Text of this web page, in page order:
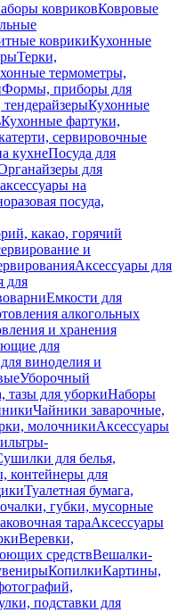
ковриковКовровые
коврикиКухонные
Терки,
термометры,
Формы, приборы для
Кухонные
Кухонные фартуки,
сервировочные
кухнеПосуда для
для
на
посуда,
какао, горячий
и
Аксессуары для
для
Емкости для
алкогольных
и хранения
для
виноделия и
Уборочный
тазы для уборкиНаборы
Чайники заварочные,
молочникиАксессуары
для белья,
контейнеры для
Туалетная бумага,
губки, мусорные
тараАксессуары
Веревки,
средствВешалки-
КопилкиКартины,
подставки для